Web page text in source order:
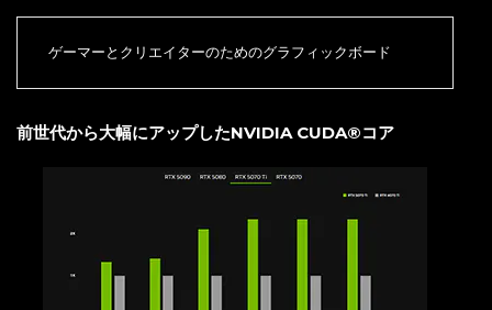
ゲーマーとクリエイターのためのグラフィックボード
前世代から大幅にアップしたNVIDIA CUDA®コア